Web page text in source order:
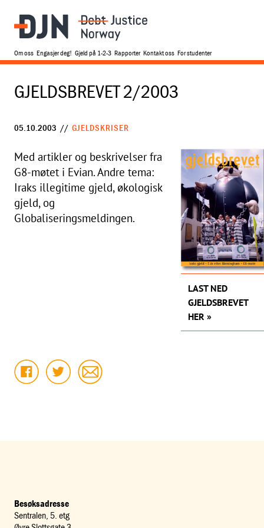
Om oss Engasjer deg! Gjeld på 1-2-3 Rapporter Kontakt oss For studenter
GJELDSBREVET 2/2003
05.10.2003 // GJELDSKRISER
LAST NED
GJELDSBREVET
HER
Med artikler og beskrivelser fra
G8-møtet i Evian. Andre tema:
Iraks illegitime gjeld, økologisk
gjeld, og
Globaliseringsmeldingen.
Besøksadresse
Sentralen, 5. etg